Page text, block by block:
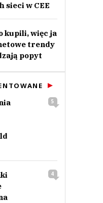
sieci w CEE
kupili, więc ja
trendy
popyt
5
4